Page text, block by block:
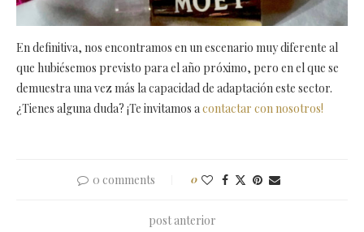
En definitiva, nos encontramos en un escenario muy diferente al
que hubiésemos previsto para el año próximo, pero en el que se
demuestra una vez más la capacidad de adaptación este sector.
¿Tienes alguna duda? ¡Te invitamos acontactar con nosotros!
0 comments 0
post anterior